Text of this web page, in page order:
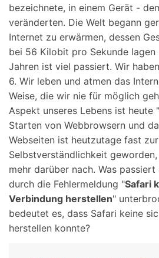
bezeichnete, in einem Gerät -
veränderten. Die Welt begann
Internet zu erwärmen, dessen
bei 56 Kilobit pro Sekunde lagen
Jahren ist viel passiert. Wir
6. Wir leben und atmen das
Weise, die wir nie für möglich
Aspekt unseres Lebens ist heute
Starten von Webbrowsern und
Webseiten ist heutzutage fast zur
Selbstverständlichkeit
mehr darüber nach. Was
durch die Fehlermeldung "Safari
Verbindung herstellen"
bedeutet es, dass Safari keine
herstellen konnte?